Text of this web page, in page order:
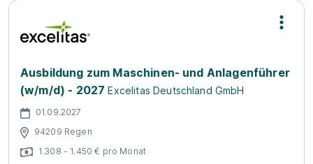
Ausbildung zum Maschinen- und Anlagenführer
(w/m/d) - 2027 Excelitas Deutschland GmbH
01.09.2027
94209 Regen
1.308 - 1.450 € pro Monat